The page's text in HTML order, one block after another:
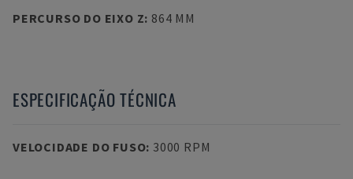
PERCURSO DO EIXO Z: 864 MM
ESPECIFICAÇÃO TÉCNICA
VELOCIDADE DO FUSO: 3000 RPM